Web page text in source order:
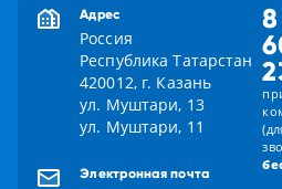
Адрес
Россия
Республика Татарстан
420012, г. Казань
ул. Муштари, 13
ул. Муштари, 11
Электронная почта